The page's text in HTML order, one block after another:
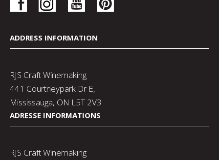
ADDRESS INFORMATION
RJS Craft Winemaking
441 Courtneypark Dr E,
Mississauga, ON L5T 2V3
ADRESSE INFORMATIONS
RJS Craft Winemaking